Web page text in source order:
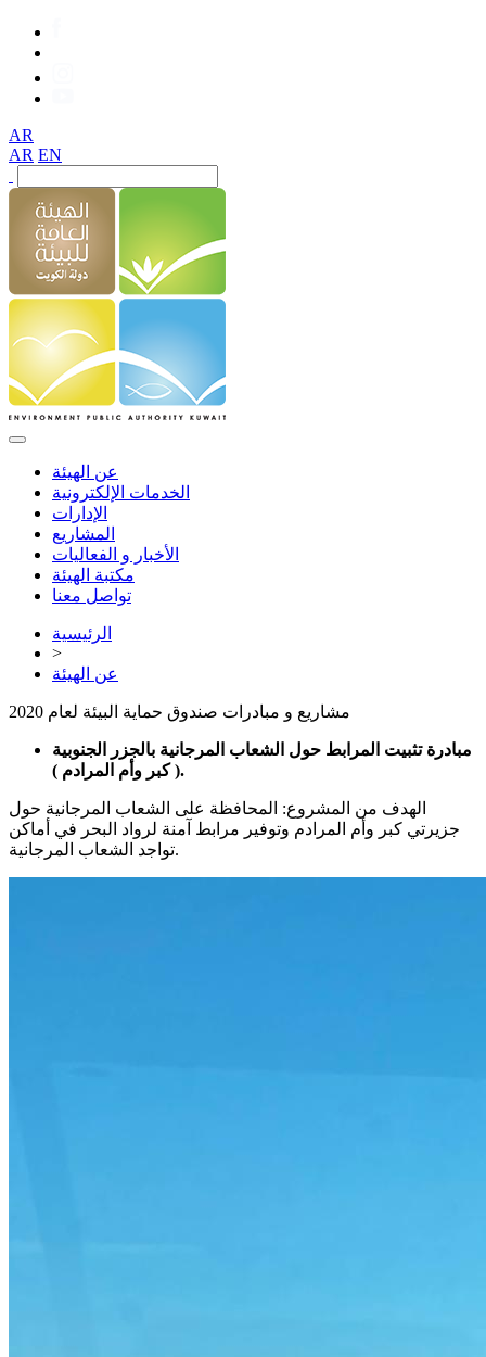
AR
AR EN
عن الهيئة
الخدمات الإلكترونية
الإدارات
المشاريع
الأخبار و الفعاليات
مكتبة الهيئة
تواصل معنا
الرئيسية
>
عن الهيئة
مشاريع و مبادرات صندوق حماية البيئة لعام 2020
مبادرة تثبيت المرابط حول الشعاب المرجانية بالجزر الجنوبية
( كبر وأم المرادم ).
الهدف من المشروع: المحافظة على الشعاب المرجانية حول
جزيرتي كبر وأم المرادم وتوفير مرابط آمنة لرواد البحر في أماكن
تواجد الشعاب المرجانية.